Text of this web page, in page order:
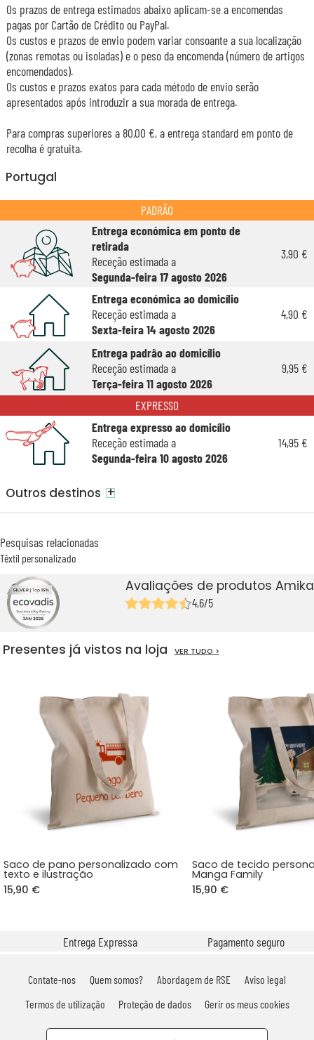
Os prazos de entrega estimados abaixo aplicam-se a encomendas
pagas por Cartão de Crédito ou PayPal.
Os custos e prazos de envio podem variar consoante a sua localização
(zonas remotas ou isoladas) e o peso da encomenda (número de artigos
encomendados).
Os custos e prazos exatos para cada método de envio serão
apresentados após introduzir a sua morada de entrega.
Para compras superiores a 80,00 €, a entrega standard em ponto de
recolha é gratuita.
Portugal
PADRÃO
Entrega económica em ponto de
retirada
Receção estimada a
Segunda-feira 17 agosto 2026
3,90 €
Entrega económica ao domicílio
Receção estimada a
Sexta-feira 14 agosto 2026
4,90 €
Entrega padrão ao domicílio
Receção estimada a
Terça-feira 11 agosto 2026
9,95 €
EXPRESSO
Entrega expresso ao domicílio
Receção estimada a
Segunda-feira 10 agosto 2026
14,95 €
Outros destinos +
Pesquisas relacionadas
Têxtil personalizado
Avaliações de produtos
4,6/5
Presentes já vistos na loja VER TUDO >
Saco de pano personalizado com
texto e ilustração
15,90 €
Saco de tecido
Manga Family
15,90 €
Entrega Expressa Pagamento seguro
Contate-nos Quem somos? Abordagem de RSE
Aviso legal
Termos de utilização
Proteção de dados Gerir os meus cookies